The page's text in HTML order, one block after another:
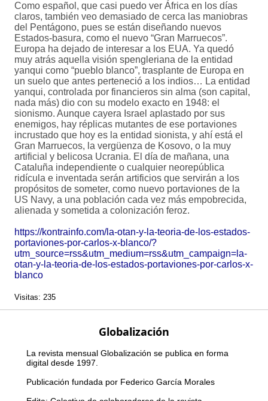
Como español, que casi puedo ver África en los días
claros, también veo demasiado de cerca las maniobras
del Pentágono, pues se están diseñando nuevos
Estados-basura, como el nuevo “Gran Marruecos”.
Europa ha dejado de interesar a los EUA. Ya quedó
muy atrás aquella visión spengleriana de la entidad
yanqui como “pueblo blanco”, trasplante de Europa en
un suelo que antes perteneció a los indios… La entidad
yanqui, controlada por financieros sin alma (son capital,
nada más) dio con su modelo exacto en 1948: el
sionismo. Aunque cayera Israel aplastado por sus
enemigos, hay réplicas mutantes de ese portaviones
incrustado que hoy es la entidad sionista, y ahí está el
Gran Marruecos, la vergüenza de Kosovo, o la muy
artificial y belicosa Ucrania. El día de mañana, una
Cataluña independiente o cualquier neorepública
ridícula e inventada serán artificios que servirán a los
propósitos de someter, como nuevo portaviones de la
US Navy, a una población cada vez más empobrecida,
alienada y sometida a colonización feroz.
https://kontrainfo.com/la-otan-y-la-teoria-de-los-estados-
portaviones-por-carlos-x-blanco/?
utm_source=rss&utm_medium=rss&utm_campaign=la-
otan-y-la-teoria-de-los-estados-portaviones-por-carlos-x-
blanco
Visitas: 235
Globalización
La revista mensual Globalización se publica en forma
digital desde 1997.
Publicación fundada por Federico García Morales